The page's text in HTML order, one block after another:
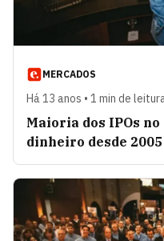
MERCADOS
Há 13 anos • 1 min de
Maioria dos IPOs
dinheiro desde 2005